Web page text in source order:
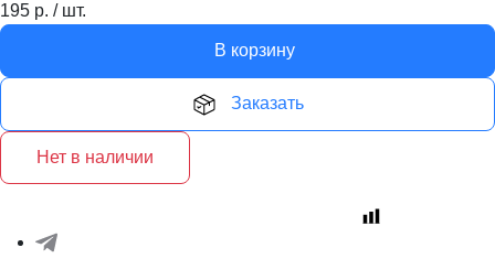
195 р. / шт.
В корзину
Заказать
Нет в наличии